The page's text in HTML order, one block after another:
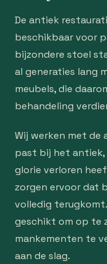
De antiek
beschikbaar voor
bijzondere stoel
al generaties lang
meubels, die
behandeling
Wij werken met de
past bij het antiek,
glorie verloren
zorgen ervoor dat
volledig
geschikt om op te
mankementen te
aan de slag.